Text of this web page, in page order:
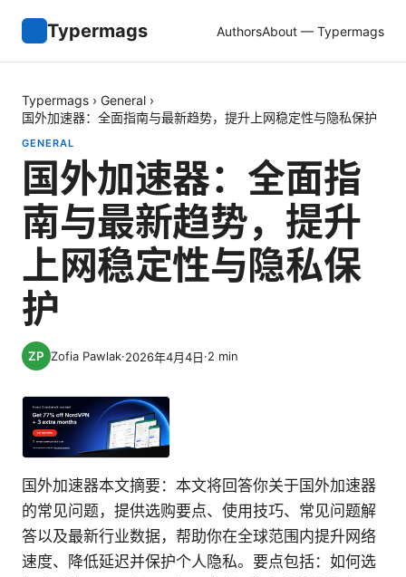
Typermags AuthorsAbout — Typermags
Typermags › General ›
国外加速器：全面指南与最新趋势，提升上网稳定性与隐私保护
GENERAL
国外加速器：全面指
南与最新趋势，提升
上网稳定性与隐私保
护
Zofia Pawlak·2026年4月4日·2 min
国外加速器本文摘要：本文将回答你关于国外加速器
的常见问题，提供选购要点、使用技巧、常见问题解
答以及最新行业数据，帮助你在全球范围内提升网络
速度、降低延迟并保护个人隐私。要点包括：如何选